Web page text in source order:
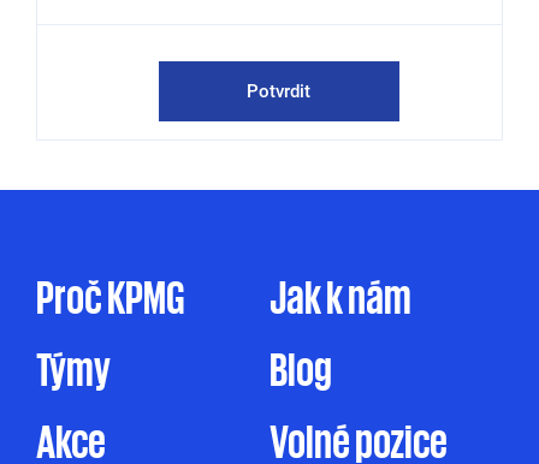
komunikace (e-mail, telefon sociální sítě, atp.),
způsobem. Zpracování osobních údajů pro
marketingové účely je prováděno ve zde
mnou udělovaného souhlasu. Pakliže souhlas
neudělím, ale ani nevznesu námitku, může
KPMG omezeně zpracovávat mé osobní údaje
pro účely marketingu na základě jejího
Potvrdit
Proč KPMG
Jak k nám
Týmy
Blog
Akce
Volné pozice